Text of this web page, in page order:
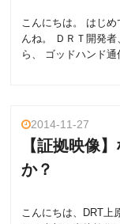
こんにちは。 はじ
んね。 ＤＲＴ開発
ら、 ゴッドハンド
2014-11-27
【証拠映像
か？
こんにちは、DRT上